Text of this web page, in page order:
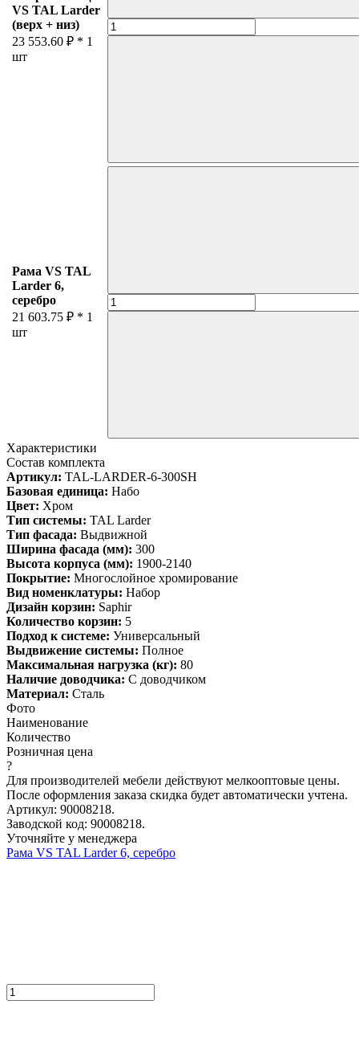
VS TAL Larder
(верх + низ)
23 553.60 ₽ * 1
шт
Рама VS TAL
Larder 6,
серебро
21 603.75 ₽ * 1
шт
Характеристики
Состав комплекта
Артикул: TAL-LARDER-6-300SH
Базовая единица: Набо
Цвет: Хром
Тип системы: TAL Larder
Тип фасада: Выдвижной
Ширина фасада (мм): 300
Высота корпуса (мм): 1900-2140
Покрытие: Многослойное хромирование
Вид номенклатуры: Набор
Дизайн корзин: Saphir
Количество корзин: 5
Подход к системе: Универсальный
Выдвижение системы: Полное
Максимальная нагрузка (кг): 80
Наличие доводчика: С доводчиком
Материал: Сталь
Фото
Наименование
Количество
Розничная цена
?
Для производителей мебели действуют мелкооптовые цены.
После оформления заказа скидка будет автоматически учтена.
Артикул: 90008218.
Заводской код: 90008218.
Уточняйте у менеджера
Рама VS TAL Larder 6, серебро